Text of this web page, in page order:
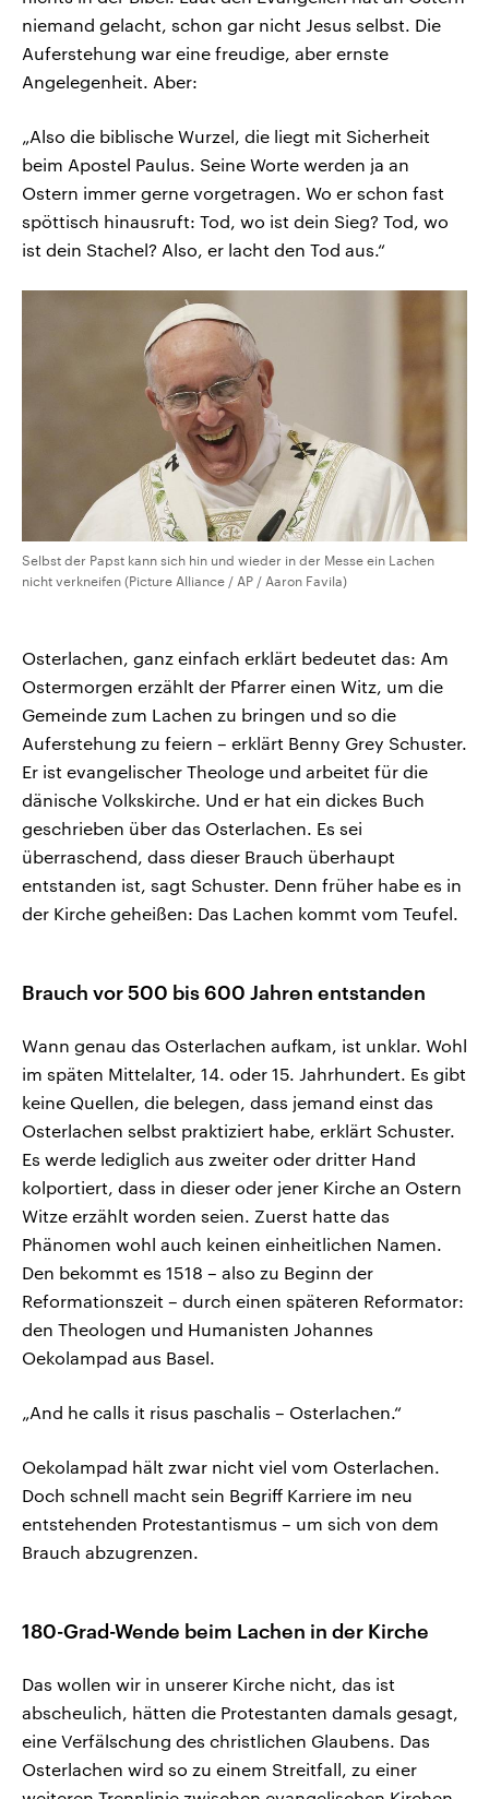
niemand gelacht, schon gar nicht Jesus selbst. Die
Auferstehung war eine freudige, aber ernste
Angelegenheit. Aber:
„Also die biblische Wurzel, die liegt mit Sicherheit
beim Apostel Paulus. Seine Worte werden ja an
Ostern immer gerne vorgetragen. Wo er schon fast
spöttisch hinausruft: Tod, wo ist dein Sieg? Tod, wo
ist dein Stachel? Also, er lacht den Tod aus.“
Selbst der Papst kann sich hin und wieder in der Messe ein Lachen
nicht verkneifen (Picture Alliance / AP / Aaron Favila)
Osterlachen, ganz einfach erklärt bedeutet das: Am
Ostermorgen erzählt der Pfarrer einen Witz, um die
Gemeinde zum Lachen zu bringen und so die
Auferstehung zu feiern – erklärt Benny Grey Schuster.
Er ist evangelischer Theologe und arbeitet für die
dänische Volkskirche. Und er hat ein dickes Buch
geschrieben über das Osterlachen. Es sei
überraschend, dass dieser Brauch überhaupt
entstanden ist, sagt Schuster. Denn früher habe es in
der Kirche geheißen: Das Lachen kommt vom Teufel.
Brauch vor 500 bis 600 Jahren entstanden
Wann genau das Osterlachen aufkam, ist unklar. Wohl
im späten Mittelalter, 14. oder 15. Jahrhundert. Es gibt
keine Quellen, die belegen, dass jemand einst das
Osterlachen selbst praktiziert habe, erklärt Schuster.
Es werde lediglich aus zweiter oder dritter Hand
kolportiert, dass in dieser oder jener Kirche an Ostern
Witze erzählt worden seien. Zuerst hatte das
Phänomen wohl auch keinen einheitlichen Namen.
Den bekommt es 1518 – also zu Beginn der
Reformationszeit – durch einen späteren Reformator:
den Theologen und Humanisten Johannes
Oekolampad aus Basel.
„And he calls it risus paschalis – Osterlachen.“
Oekolampad hält zwar nicht viel vom Osterlachen.
Doch schnell macht sein Begriff Karriere im neu
entstehenden Protestantismus – um sich von dem
Brauch abzugrenzen.
180-Grad-Wende beim Lachen in der Kirche
Das wollen wir in unserer Kirche nicht, das ist
abscheulich, hätten die Protestanten damals gesagt,
eine Verfälschung des christlichen Glaubens. Das
Osterlachen wird so zu einem Streitfall, zu einer